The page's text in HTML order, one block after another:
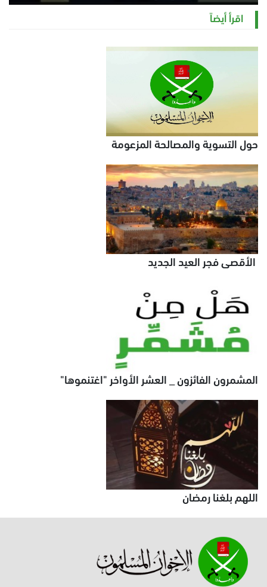
السبت 8 أغسطس 2026 11:21 ص
اقرأ أيضاً
حول التسوية والمصالحة المزعومة
الأقصى فجر العيد الجديد
المشمرون الفائزون _ العشر الأواخر "اغتنموها"
اللهم بلغنا رمضان